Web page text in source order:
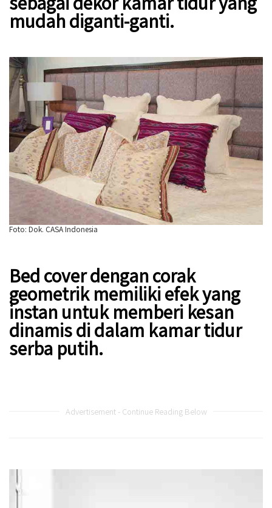
mudah diganti-ganti.
Foto: Dok. CASA Indonesia
Bed cover dengan corak
geometrik memiliki efek yang
instan untuk memberi kesan
dinamis di dalam kamar tidur
serba putih.
Advertisement - Continue Reading Below